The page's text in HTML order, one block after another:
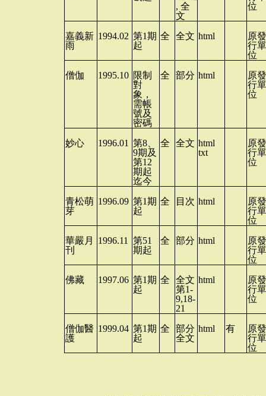
,全
文
位
嘉義新
雨
1994.02 第1期
起
全 全文 html
原
行
位
僧伽
1995.10 限制
對
象，
需帳
號及
密碼
全 部分 html
原
行
位
妙心 1996.01 第8、
9期及
第12
期起
迄今
全 全文 html
txt
原
行
位
青松萌
芽
1996.09 第1期
起
全 目次 html
原
行
位
華嚴月
刊
1996.11 第51
期起
全 部分 html
原
行
位
佛藏
1997.06 第1期
起
全
全文
第1-
9,18-
21
html
原
行
位
僧伽醫
護
1999.04 第1期
起
全
部分
全文
html 有
原
行
位